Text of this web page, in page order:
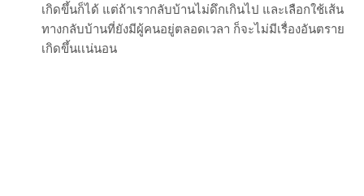
เกิดขึ้นก็ได้ แต่ถ้าเรากลับบ้านไม่ดึกเกินไป และเลือกใช้เส้น
ทางกลับบ้านที่ยังมีผู้คนอยู่ตลอดเวลา ก็จะไม่มีเรื่องอันตราย
เกิดขึ้นเเน่นอน